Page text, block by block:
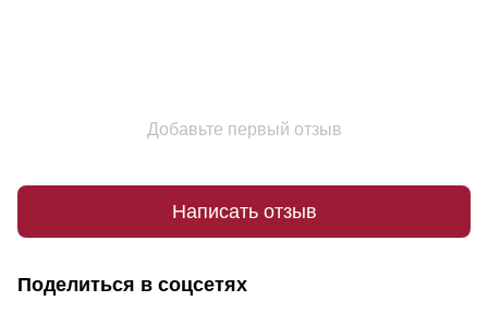
Добавьте первый отзыв
Написать отзыв
Поделиться в соцсетях